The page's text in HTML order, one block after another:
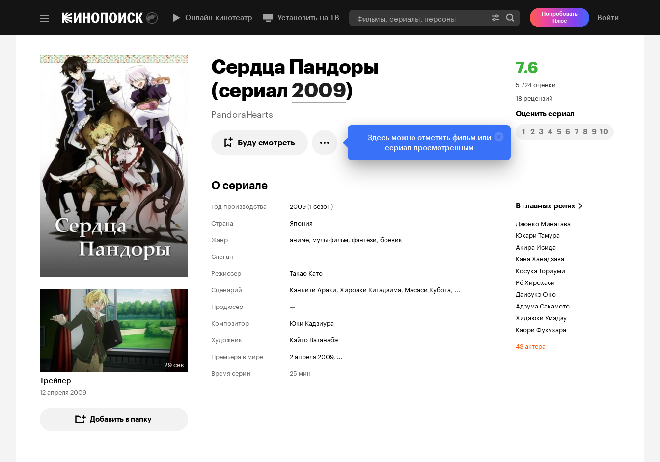
Онлайн-кинотеатр Установить на ТВ
Попробовать
Плюс
Войти
Длительность 29 сек
29 сек
Трейлер
12 апреля 2009
Добавить в папку
Сердца Пандоры
(сериал2009)
PandoraHearts
Буду смотреть
7.6
Рейтинг
Кинопоиска
7.6
5 724 оценки
18 рецензий
Оценить сериал
1 2 3 4 5 6 7 8 9 10
О сериале
Год производства 2009(1 сезон)
Страна
Япония
Жанр
аниме, мультфильм, фэнтези, боевик
Слоган
—
Режиссер
Такао Като
Сценарий
Кэнъити Араки, Хироаки Китадзима, Масаси Кубота, ...
Продюсер
—
Композитор
Юки Кадзиура
Художник
Кэйто Ватанабэ
Премьера в мире
2 апреля 2009, ...
Время серии
25 мин
В главных ролях
Дзюнко Минагава
Юкари Тамура
Акира Исида
Кана Ханадзава
Косукэ Ториуми
Рё Хирохаси
Даисукэ Оно
Адзума Сакамото
Хидэюки Умэдзу
Каори Фукухара
43 актера
Здесь можно отметить фильм или
сериал просмотренным